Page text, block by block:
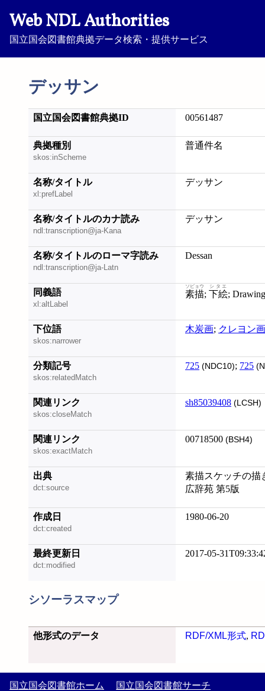
Web NDL Authorities
国立国会図書館典拠データ検索・提供サービス
デッサン
国立国会図書館典拠ID 00561487
典拠種別
skos:inScheme
普通件名
名称/タイトル
xl:prefLabel
デッサン
名称/タイトルのカナ読み
ndl:transcription@ja-Kana
デッサン
名称/タイトルのローマ字読み
ndl:transcription@ja-Latn
Dessan
同義語
xl:altLabel
素描
ソビョウ
; 下絵
シタエ
; Drawing
下位語
skos:narrower
木炭画; クレヨン画
分類記号
skos:relatedMatch
725 (NDC10); 725
関連リンク
skos:closeMatch
sh85039408 (LCSH)
関連リンク
skos:exactMatch
00718500 (BSH4)
出典
dct:source
素描スケッチの描
広辞苑 第5版
作成日
dct:created
1980-06-20
最終更新日
dct:modified
2017-05-
シソーラスマップ
他形式のデータ RDF/XML形式,
国立国会図書館ホーム 国立国会図書館サーチ